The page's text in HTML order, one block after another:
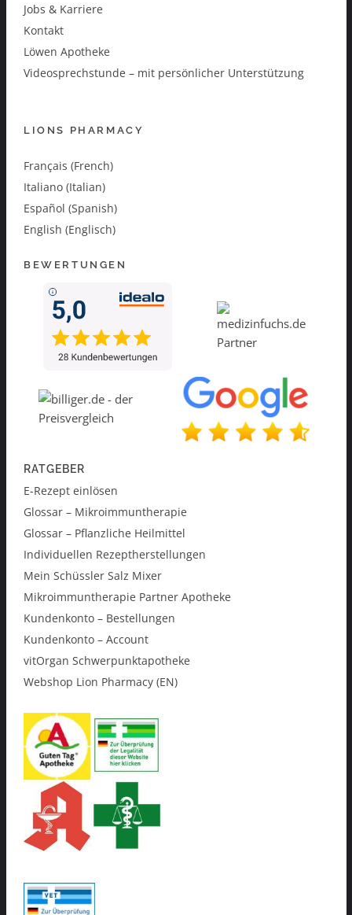
Jobs & Karriere
Kontakt
Löwen Apotheke
Videosprechstunde – mit persönlicher Unterstützung
LIONS PHARMACY
Français (French)
Italiano (Italian)
Español (Spanish)
English (Englisch)
BEWERTUNGEN
RATGEBER
E-Rezept einlösen
Glossar – Mikroimmuntherapie
Glossar – Pflanzliche Heilmittel
Individuellen Rezeptherstellungen
Mein Schüssler Salz Mixer
Mikroimmuntherapie Partner Apotheke
Kundenkonto – Bestellungen
Kundenkonto – Account
vitOrgan Schwerpunktapotheke
Webshop Lion Pharmacy (EN)